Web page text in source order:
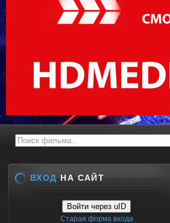
ВХОД НА САЙТ
Войти через uID
Старая форма входа